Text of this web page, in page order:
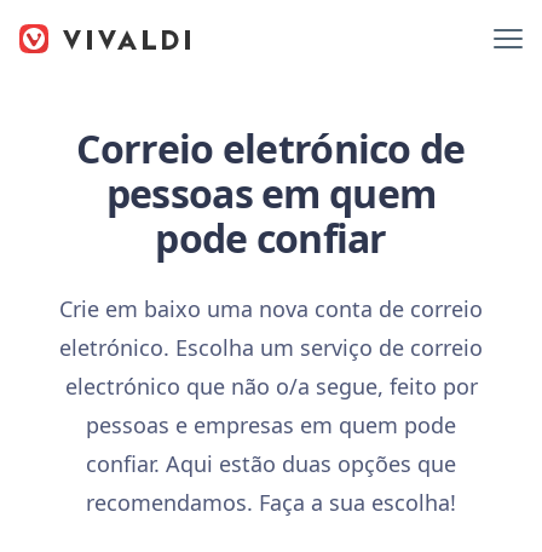
Correio eletrónico de
pessoas em quem
pode confiar
Crie em baixo uma nova conta de correio
eletrónico. Escolha um serviço de correio
electrónico que não o/a segue, feito por
pessoas e empresas em quem pode
confiar. Aqui estão duas opções que
recomendamos. Faça a sua escolha!